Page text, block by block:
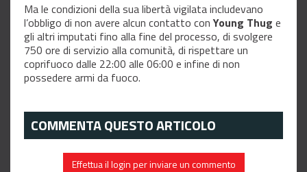
Ma le condizioni della sua libertà vigilata includevano
l’obbligo di non avere alcun contatto conYoung Thug e
gli altri imputati fino alla fine del processo, di svolgere
750 ore di servizio alla comunità, di rispettare un
coprifuoco dalle 22:00 alle 06:00 e infine di non
possedere armi da fuoco.
COMMENTA QUESTO ARTICOLO
Effettua il login per inviare un commento